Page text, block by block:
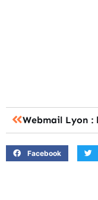
Facebook